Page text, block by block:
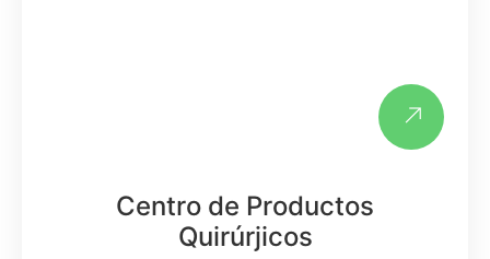
Centro de Productos
Quirúrjicos